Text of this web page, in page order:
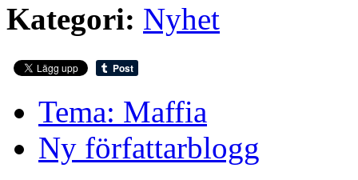
Kategori: Nyhet
Tema: Maffia
Ny författarblogg